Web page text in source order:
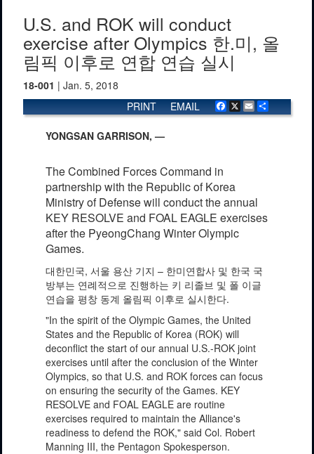
U.S. and ROK will conduct
exercise after Olympics 한.미, 올
림픽 이후로 연합 연습 실시
18-001 | Jan. 5, 2018
Facebook
X Email
EMAIL
PRINT
YONGSAN GARRISON, —
The Combined Forces Command in
partnership with the Republic of Korea
Ministry of Defense will conduct the annual
KEY RESOLVE and FOAL EAGLE exercises
after the PyeongChang Winter Olympic
Games.
대한민국, 서울 용산 기지 – 한미연합사 및 한국 국
방부는 연례적으로 진행하는 키 리졸브 및 폴 이글
연습을 평창 동계 올림픽 이후로 실시한다.
"In the spirit of the Olympic Games, the United
States and the Republic of Korea (ROK) will
deconflict the start of our annual U.S.-ROK joint
exercises until after the conclusion of the Winter
Olympics, so that U.S. and ROK forces can focus
on ensuring the security of the Games. KEY
RESOLVE and FOAL EAGLE are routine
exercises required to maintain the Alliance's
readiness to defend the ROK," said Col. Robert
Manning III, the Pentagon Spokesperson.